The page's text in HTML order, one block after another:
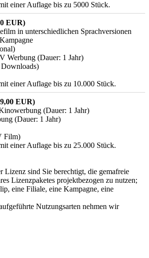
einer Auflage bis zu 5000 Stück.
EUR)
in unterschiedlichen Sprachversionen
Werbung (Dauer: 1 Jahr)
einer Auflage bis zu 10.000 Stück.
EUR)
(Dauer: 1 Jahr)
(Dauer: 1 Jahr)
Film)
einer Auflage bis zu 25.000 Stück.
Lizenz sind Sie berechtigt, die gemafreie
Lizenzpaketes projektbezogen zu nutzen;
eine Filiale, eine Kampagne, eine
Nutzungsarten nehmen wir